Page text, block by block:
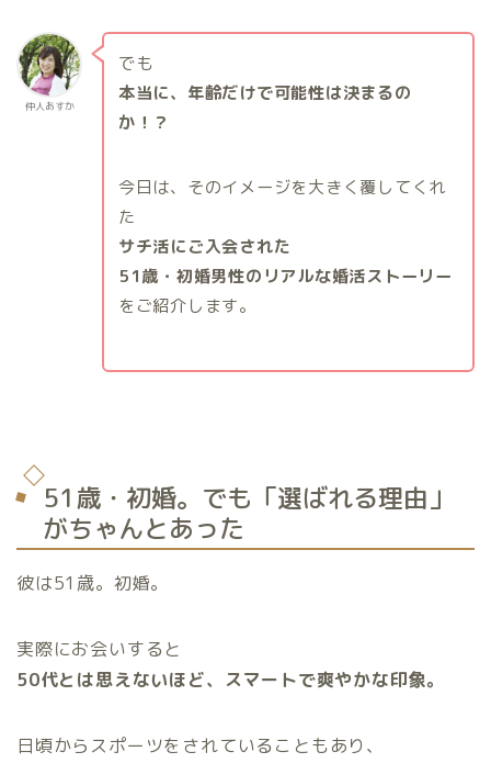
仲人あすか
でも
本当に、年齢だけで可能性は決まるの
か！？
今日は、そのイメージを大きく覆してくれ
た
サチ活にご入会された
51歳・初婚男性のリアルな婚活ストーリー
をご紹介します。
51歳・初婚。でも「選ばれる理由」
がちゃんとあった
彼は51歳。初婚。
実際にお会いすると
50代とは思えないほど、スマートで爽やかな印象。
日頃からスポーツをされていることもあり、